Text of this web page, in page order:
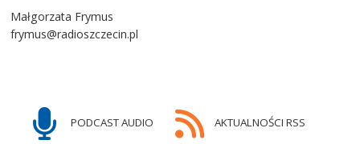
Małgorzata Frymus
frymus@radioszczecin.pl
PODCAST AUDIO AKTUALNOŚCI RSS